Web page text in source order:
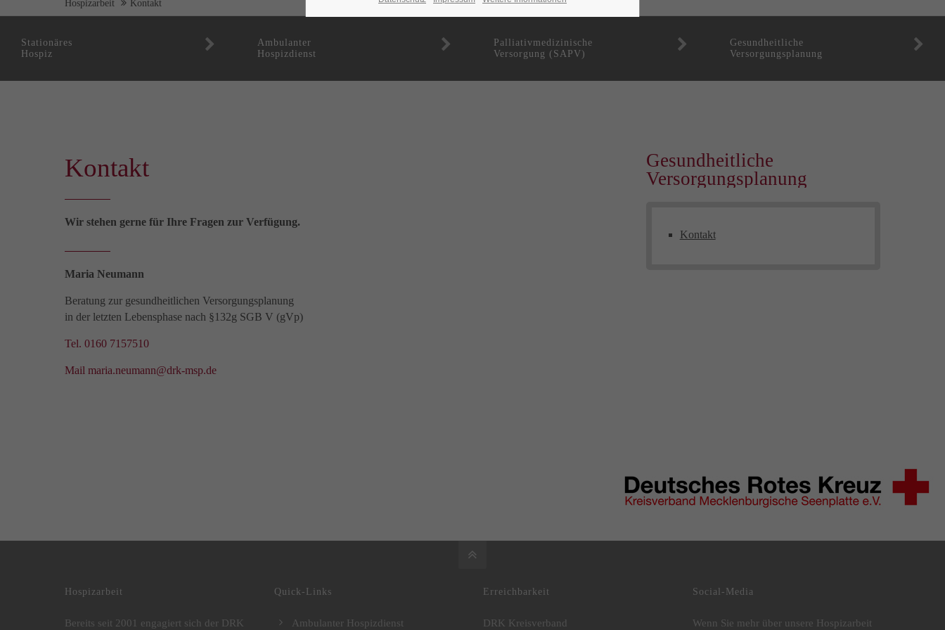
Hospizarbeit Kontakt
Stationäres
Hospiz
Ambulanter
Hospizdienst
Palliativmedizinische
Versorgung (SAPV)
Gesundheitliche
Versorgungsplanung
Kontakt
Wir stehen gerne für Ihre Fragen zur Verfügung.
Maria Neumann
Beratung zur gesundheitlichen Versorgungsplanung
in der letzten Lebensphase nach §132g SGB V (gVp)
Tel. 0160 7157510
Mail maria.neumann@drk-msp.de
Gesundheitliche
Versorgungsplanung
Kontakt
Hospizarbeit
Bereits seit 2001 engagiert sich der DRK
Quick-Links
Ambulanter Hospizdienst
Erreichbarkeit
DRK Kreisverband
Social-Media
Wenn Sie mehr über unsere Hospizarbeit